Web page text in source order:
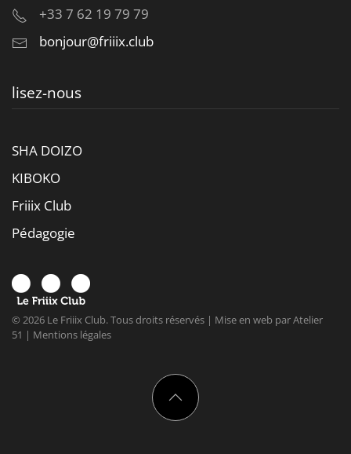
+33 7 62 19 79 79
bonjour@friiix.club
lisez-nous
SHA DOIZO
KIBOKO
Friiix Club
Pédagogie
© 2026 Le Friiix Club. Tous droits réservés | Mise en web parAtelier
51 | Mentions légales